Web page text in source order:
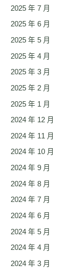
2025 年 7 月
2025 年 6 月
2025 年 5 月
2025 年 4 月
2025 年 3 月
2025 年 2 月
2025 年 1 月
2024 年 12 月
2024 年 11 月
2024 年 10 月
2024 年 9 月
2024 年 8 月
2024 年 7 月
2024 年 6 月
2024 年 5 月
2024 年 4 月
2024 年 3 月